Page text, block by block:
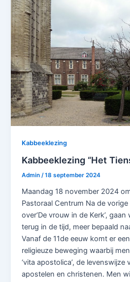
Kabbeeklezing
Kabbeeklezing “Het
Admin /18 september 2024
Maandag 18 november 2024
Pastoraal Centrum Na de
over‘De vrouw in de Kerk’,
terug in de tijd, meer bepaald
Vanaf de 11de eeuw komt er een
religieuze beweging waarbij
‘vita apostolica’, de levenswijze
apostelen en christenen. Men